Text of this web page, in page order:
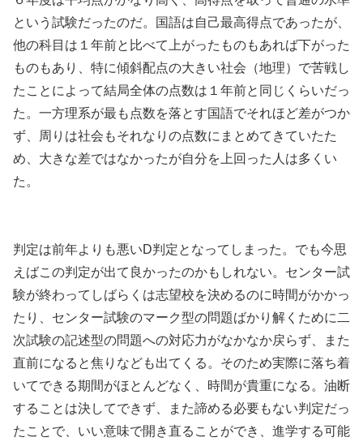
という試験だったのだ。国語は自己最高得点であったが、
他の科目は１年前と比べて上がったものもあれば下がった
ものもあり、特に傾斜配点の大きい社会（地理）で苦戦し
たことによって結局全体の点数は１年前と同じくらいだっ
た。一方理系が最も点数を落とす国語でそれほど差がつか
ず、周りは社会もそれなりの点数にまとめてきていたた
め、大きな差ではなかったが自分を上回った人は多くい
た。
判定は前年よりも悪いD判定となってしまった。でも今思
えばこの判定が出て良かったのかもしれない。センター試
験が終わってしばらくは志望校を決めるのに時間がかかっ
たり、センター試験のマーク型の問題ばかり解くために二
次試験の記述型の問題への対応力がなかなか戻らず、また
直前になると焦りなども出てくる。そのため実際に落ち着
いてできる期間がほとんどなく、時間が貴重になる。油断
することは決してできず、また諦める必要もない判定だっ
たことで、いい意味で開き直ることができ、進学する可能